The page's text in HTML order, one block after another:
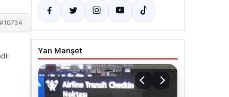
#10734
Yan Manşet